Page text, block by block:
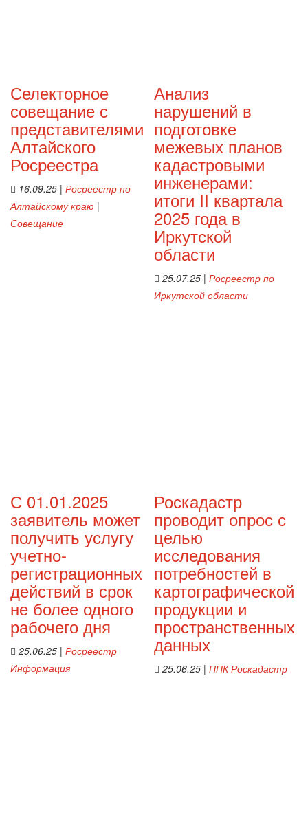
Селекторное
совещание с
представителями
Алтайского
Росреестра
16.09.25 | Росреестр по
Алтайскому краю |
Совещание
Анализ
нарушений в
подготовке
межевых планов
кадастровыми
инженерами:
итоги II квартала
2025 года в
Иркутской
области
25.07.25| Росреестр по
Иркутской области
С 01.01.2025
заявитель может
получить услугу
учетно-
регистрационных
действий в срок
не более одного
рабочего дня
25.06.25 | Росреестр
Информация
Роскадастр
проводит опрос с
целью
исследования
потребностей в
картографической
продукции и
пространственных
данных
25.06.25| ППК Роскадастр